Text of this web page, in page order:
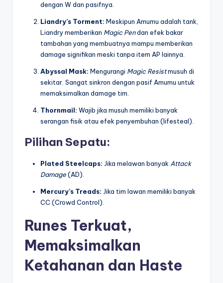
dengan W dan pasifnya.
Liandry’s Torment: Meskipun Amumu adalah tank,
Liandry memberikan Magic Pendan efek bakar
tambahan yang membuatnya mampu memberikan
damage signifikan meski tanpa item AP lainnya.
Abyssal Mask: Mengurangi Magic Resistmusuh di
sekitar. Sangat sinkron dengan pasif Amumu untuk
memaksimalkan damage tim.
Thornmail: Wajib jika musuh memiliki banyak
serangan fisik atau efek penyembuhan (lifesteal).
Pilihan Sepatu:
Plated Steelcaps: Jika melawan banyak Attack
Damage(AD).
Mercury’s Treads: Jika tim lawan memiliki banyak
CC (Crowd Control).
Runes Terkuat,
Memaksimalkan
Ketahanan dan Haste